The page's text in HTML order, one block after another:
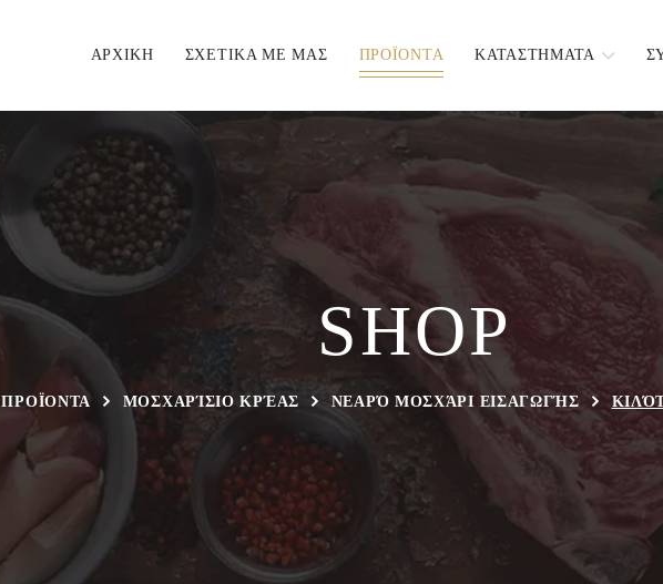
ΑΡΧΙΚΗ ΣΧΕΤΙΚΑ ΜΕ ΜΑΣ ΠΡΟΪΟΝΤΑ ΚΑΤΑΣΤΗΜΑΤΑ
SHOP
ΠΡΟΪΟΝΤΑ ΜΟΣΧΑΡΊΣΙΟ ΚΡΈΑΣ ΝΕΑΡΌ ΜΟΣΧΆΡΙ ΕΙΣΑΓΩΓΉΣ